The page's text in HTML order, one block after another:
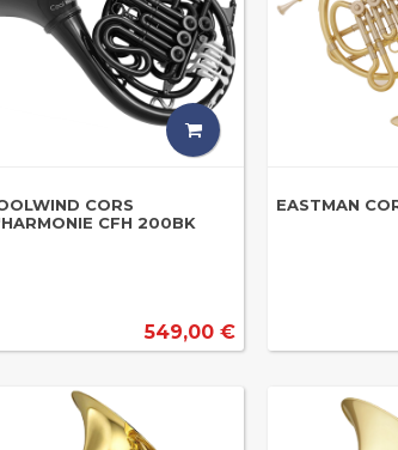
CORS
CFH 200BK
549,00 €
EASTMAN